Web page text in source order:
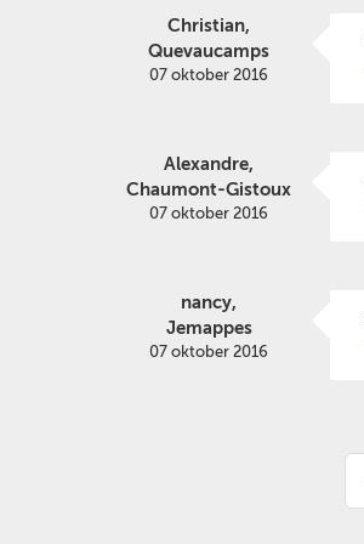
Christian,
Quevaucamps
07 oktober 2016
Alexandre,
Chaumont-Gistoux
07 oktober 2016
nancy,
Jemappes
07 oktober 2016